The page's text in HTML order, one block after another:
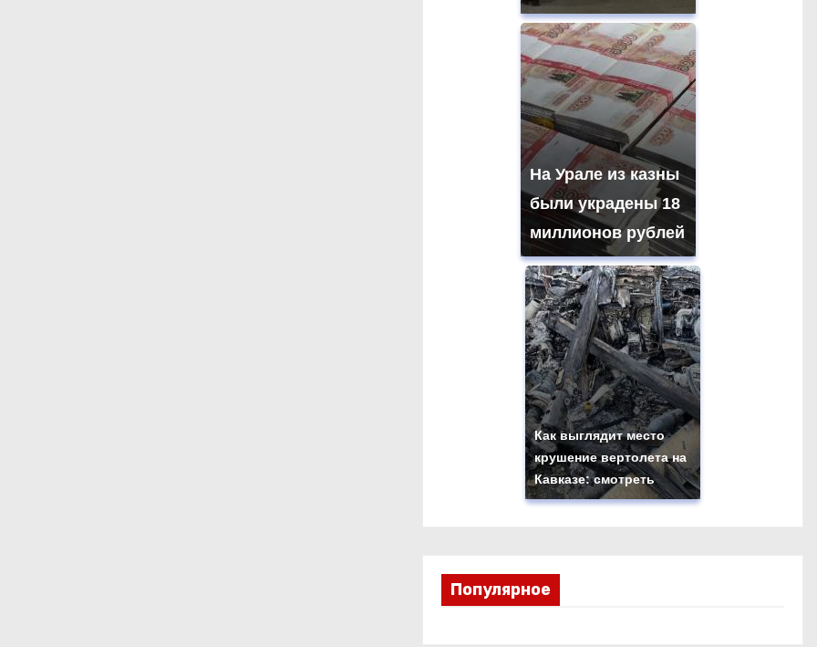
На Урале из казны
были украдены 18
миллионов рублей
Как выглядит место
крушение вертолета на
Кавказе: смотреть
Популярное